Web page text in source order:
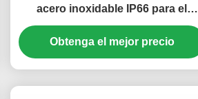
acero inoxidable IP66 para el
medios convertidor, IP-codificador
Obtenga el mejor precio